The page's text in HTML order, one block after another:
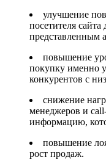
улучшение
посетителя сайта
представленным
повышение
покупку именно
конкурентов с
снижение
менеджеров и
информацию,
повышение
рост продаж.